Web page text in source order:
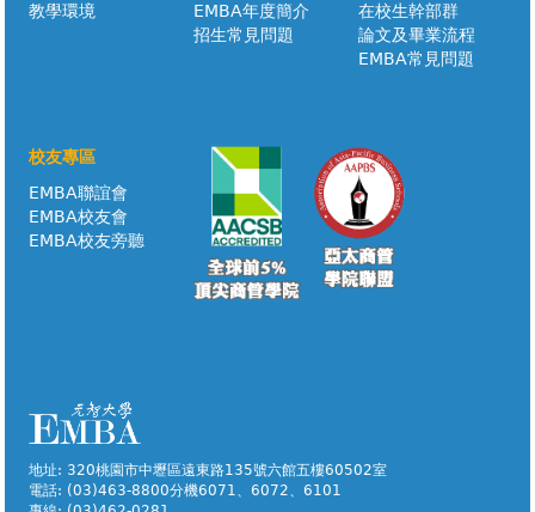
地址: 320桃園市中壢區遠東路135號六館五樓60502室
電話: (03)463-8800分機6071、6072、6101
教學環境
EMBA年度簡介
招生常見問題
在校生幹部群
論文及畢業流程
EMBA常見問題
校友專區
EMBA聯誼會
EMBA校友會
EMBA校友旁聽